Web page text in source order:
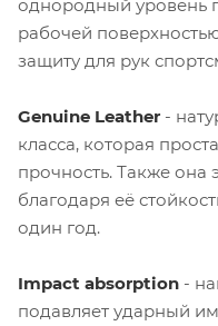
однородный уровень
рабочей
защиту для рук
Genuine Leather -
класса, которая
прочность. Также она
благодаря её
один год.
Impact absorption -
подавляет ударный